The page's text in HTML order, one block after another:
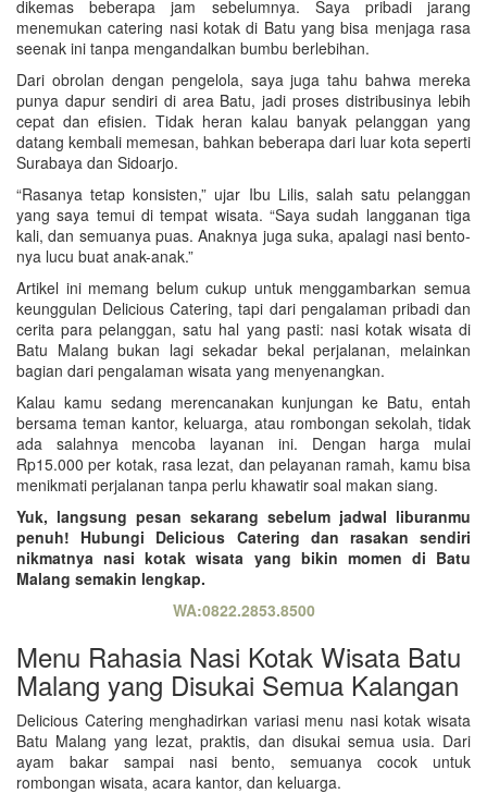
dikemas beberapa jam sebelumnya. Saya pribadi jarang
menemukan catering nasi kotak di Batu yang bisa menjaga rasa
seenak ini tanpa mengandalkan bumbu berlebihan.
Dari obrolan dengan pengelola, saya juga tahu bahwa mereka
punya dapur sendiri di area Batu, jadi proses distribusinya lebih
cepat dan efisien. Tidak heran kalau banyak pelanggan yang
datang kembali memesan, bahkan beberapa dari luar kota seperti
Surabaya dan Sidoarjo.
“Rasanya tetap konsisten,” ujar Ibu Lilis, salah satu pelanggan
yang saya temui di tempat wisata. “Saya sudah langganan tiga
kali, dan semuanya puas. Anaknya juga suka, apalagi nasi bento-
nya lucu buat anak-anak.”
Artikel ini memang belum cukup untuk menggambarkan semua
keunggulan Delicious Catering, tapi dari pengalaman pribadi dan
cerita para pelanggan, satu hal yang pasti: nasi kotak wisata di
Batu Malang bukan lagi sekadar bekal perjalanan, melainkan
bagian dari pengalaman wisata yang menyenangkan.
Kalau kamu sedang merencanakan kunjungan ke Batu, entah
bersama teman kantor, keluarga, atau rombongan sekolah, tidak
ada salahnya mencoba layanan ini. Dengan harga mulai
Rp15.000 per kotak, rasa lezat, dan pelayanan ramah, kamu bisa
menikmati perjalanan tanpa perlu khawatir soal makan siang.
Yuk, langsung pesan sekarang sebelum jadwal liburanmu
penuh! Hubungi Delicious Catering dan rasakan sendiri
nikmatnya nasi kotak wisata yang bikin momen di Batu
Malang semakin lengkap.
WA:0822.2853.8500
Menu Rahasia Nasi Kotak Wisata Batu
Malang yang Disukai Semua Kalangan
Delicious Catering menghadirkan variasi menu nasi kotak wisata
Batu Malang yang lezat, praktis, dan disukai semua usia. Dari
ayam bakar sampai nasi bento, semuanya cocok untuk
rombongan wisata, acara kantor, dan keluarga.